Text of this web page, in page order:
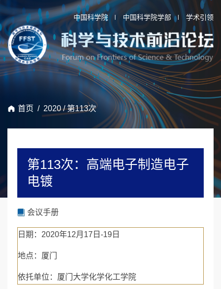
中国科学院 中国科学院学部 学术引领
首页 / 2020/第113次
第113次：高端电子制造电子
电镀
会议手册
日期：2020年12月17日-19日
地点：厦门
依托单位：厦门大学化学化工学院